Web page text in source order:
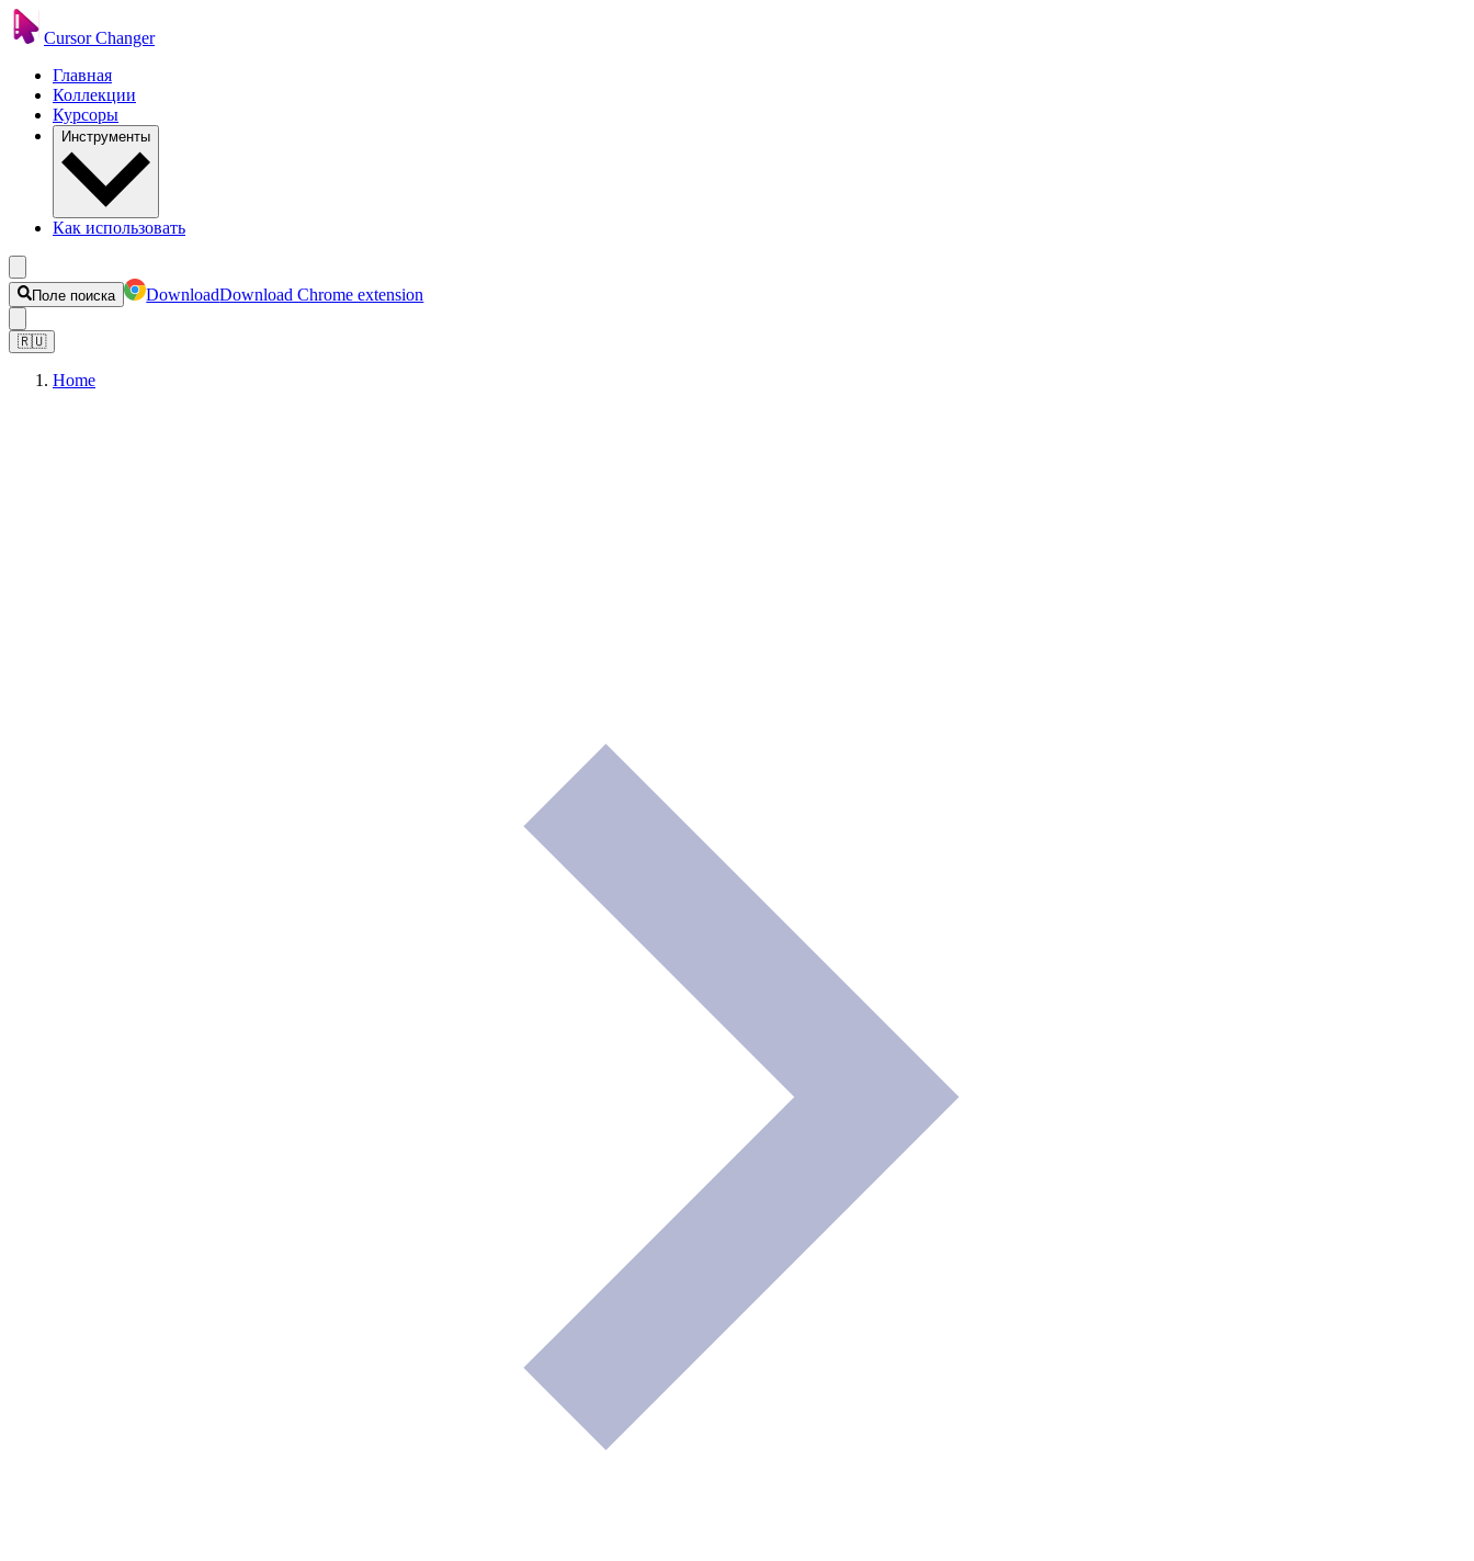
Cursor Changer
Главная
Коллекции
Курсоры
Инструменты
Как использовать
Поле поиска DownloadDownload Chrome extension
🇷🇺
Home